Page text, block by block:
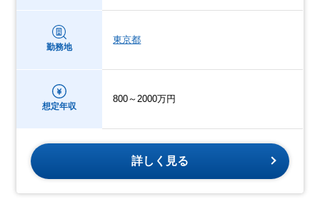
勤務地
東京都
想定年収
800～2000万円
詳しく見る